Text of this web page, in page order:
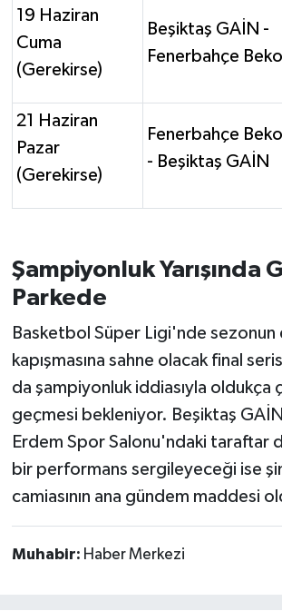
19 Haziran
Cuma
(Gerekirse)
Beşiktaş GAİN -
Fenerbahçe Beko
21 Haziran
Pazar
(Gerekirse)
Fenerbahçe Beko
- Beşiktaş GAİN
Şampiyonluk Yarışında
Parkede
Basketbol Süper Ligi'nde sezonun
kapışmasına sahne olacak final
da şampiyonluk iddiasıyla oldukça
geçmesi bekleniyor. Beşiktaş
Erdem Spor Salonu'ndaki taraftar
bir performans sergileyeceği ise
camiasının ana gündem maddesi
Muhabir: Haber Merkezi
TÜRKİYE
VİZYONDAKİLER
YAŞAM